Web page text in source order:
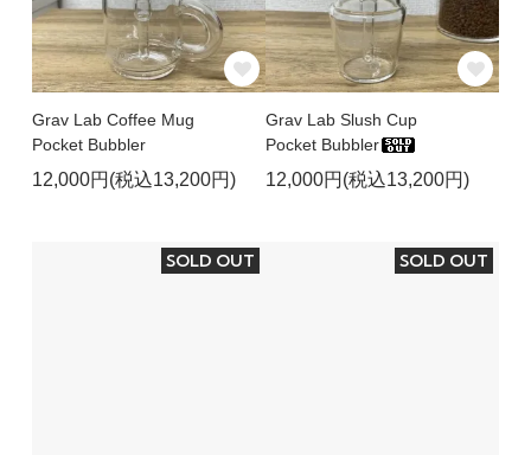
Grav Lab Coffee Mug
Pocket Bubbler
12,000円(税込13,200円)
Grav Lab Slush Cup
Pocket Bubbler
12,000円(税込13,200円)
SOLD OUT SOLD OUT